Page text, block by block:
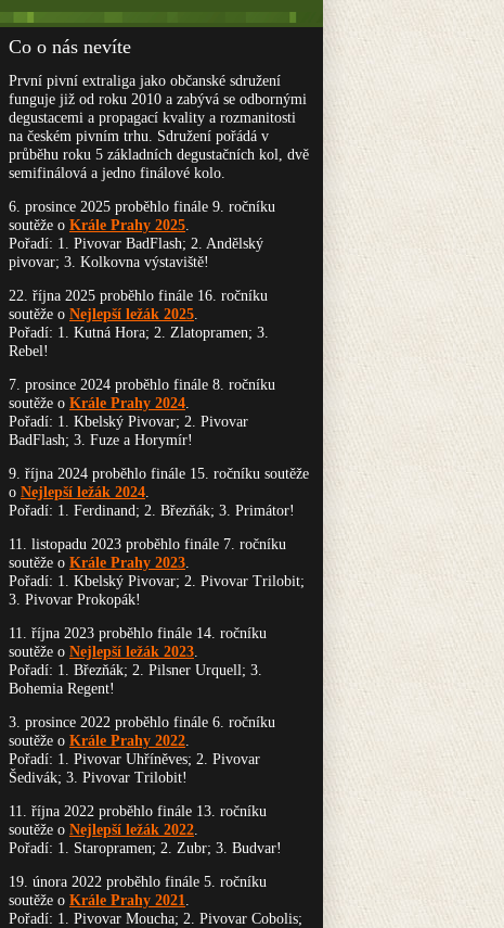
Co o nás nevíte
První pivní extraliga jako občanské sdružení
funguje již od roku 2010 a zabývá se odbornými
degustacemi a propagací kvality a rozmanitosti
na českém pivním trhu. Sdružení pořádá v
průběhu roku 5 základních degustačních kol, dvě
semifinálová a jedno finálové kolo.
6. prosince 2025 proběhlo finále 9. ročníku
soutěže o Krále Prahy 2025.
Pořadí: 1. Pivovar BadFlash; 2. Andělský
pivovar; 3. Kolkovna výstaviště!
22. října 2025 proběhlo finále 16. ročníku
soutěže o Nejlepší ležák 2025.
Pořadí: 1. Kutná Hora; 2. Zlatopramen; 3.
Rebel!
7. prosince 2024 proběhlo finále 8. ročníku
soutěže o Krále Prahy 2024.
Pořadí: 1. Kbelský Pivovar; 2. Pivovar
BadFlash; 3. Fuze a Horymír!
9. října 2024 proběhlo finále 15. ročníku soutěže
o Nejlepší ležák 2024.
Pořadí: 1. Ferdinand; 2. Březňák; 3. Primátor!
11. listopadu 2023 proběhlo finále 7. ročníku
soutěže o Krále Prahy 2023.
Pořadí: 1. Kbelský Pivovar; 2. Pivovar Trilobit;
3. Pivovar Prokopák!
11. října 2023 proběhlo finále 14. ročníku
soutěže o Nejlepší ležák 2023.
Pořadí: 1. Březňák; 2. Pilsner Urquell; 3.
Bohemia Regent!
3. prosince 2022 proběhlo finále 6. ročníku
soutěže o Krále Prahy 2022.
Pořadí: 1. Pivovar Uhříněves; 2. Pivovar
Šedivák; 3. Pivovar Trilobit!
11. října 2022 proběhlo finále 13. ročníku
soutěže o Nejlepší ležák 2022.
Pořadí: 1. Staropramen; 2. Zubr; 3. Budvar!
19. února 2022 proběhlo finále 5. ročníku
soutěže o Krále Prahy 2021.
Pořadí: 1. Pivovar Moucha; 2. Pivovar Cobolis;